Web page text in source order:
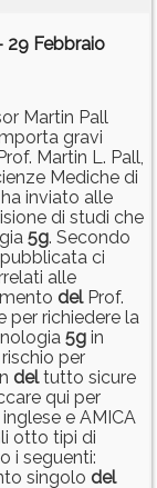
29 Febbraio
Martin Pall
gravi
Martin L. Pall,
Mediche di
inviato alle
di studi che
5g. Secondo
ci
alle
delProf.
per richiedere la
5g in
per
deltutto sicure
qui per
e AMICA
otto tipi di
i seguenti:
singolo del